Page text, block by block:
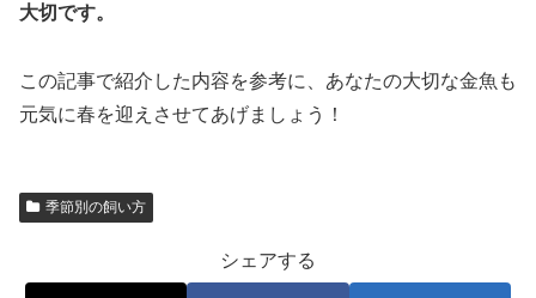
大切です。
この記事で紹介した内容を参考に、あなたの大切な金魚も
元気に春を迎えさせてあげましょう！
季節別の飼い方
シェアする